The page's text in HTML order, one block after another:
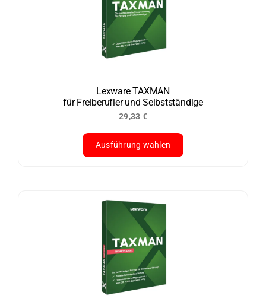
Lexware TAXMAN
für Freiberufler und Selbstständige
29,33 €
Ausführung wählen
Varianten
Optionen
können